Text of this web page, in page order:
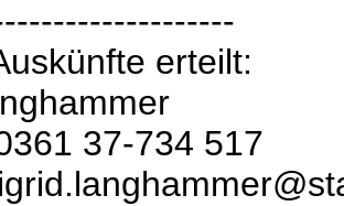
erteilt:
37-734 517